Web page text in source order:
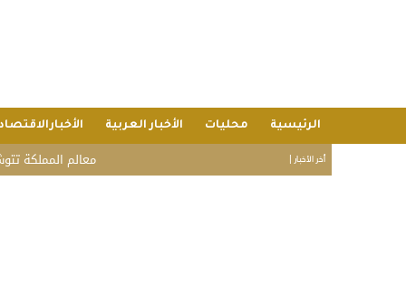
الرئيسية محليات الأخبار العربية
أخر الأخبار | معالم المملكة تتوشح